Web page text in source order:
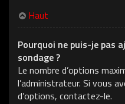
Haut
Pourquoi ne puis-je pas
sondage ?
Le nombre d’options
l’administrateur. Si vous
d’options, contactez-le.